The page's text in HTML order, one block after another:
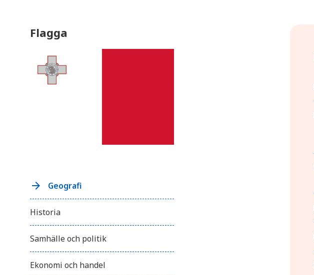
Flagga
Geografi
Historia
Samhälle och politik
Ekonomi och handel